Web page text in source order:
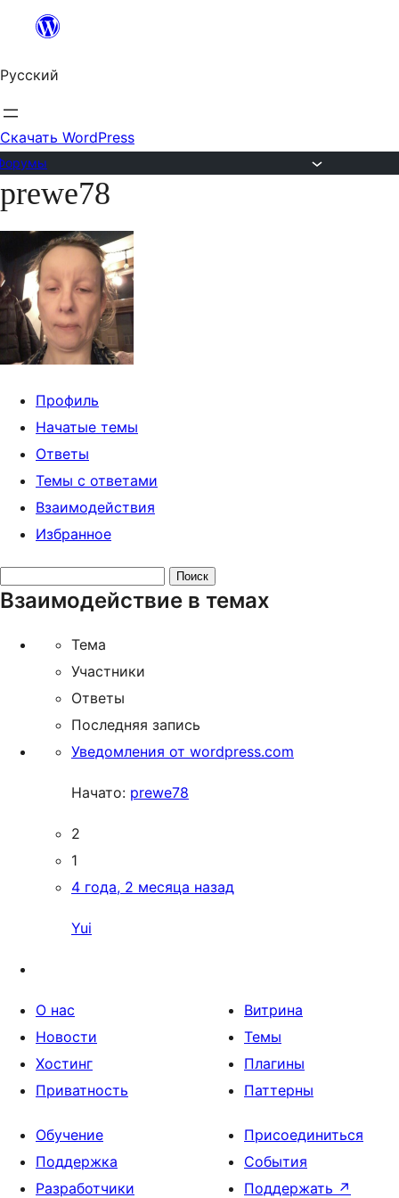
Перейти
содержимому
Русский
Скачать WordPress
Перейти
к
содержимому
prewe78
Профиль
Начатые темы
Ответы
Темы с ответами
Взаимодействия
Избранное
тем:
Взаимодействие в темах
Тема
Участники
Ответы
Последняя запись
Уведомления от wordpress.com
Начато: prewe78
2
1
4 года, 2 месяца назад
Yui
О нас
Новости
Хостинг
Приватность
Витрина
Темы
Плагины
Паттерны
Обучение
Поддержка
Разработчики
Присоединиться
События
Поддержать ↗